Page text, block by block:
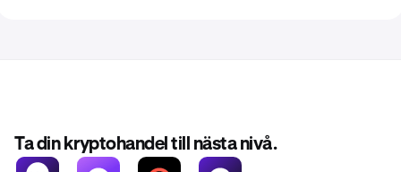
Ta din kryptohandel till nästa nivå.